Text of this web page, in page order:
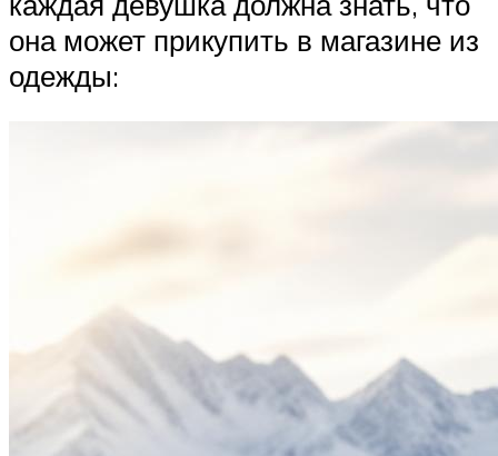
она может прикупить в магазине из
одежды: